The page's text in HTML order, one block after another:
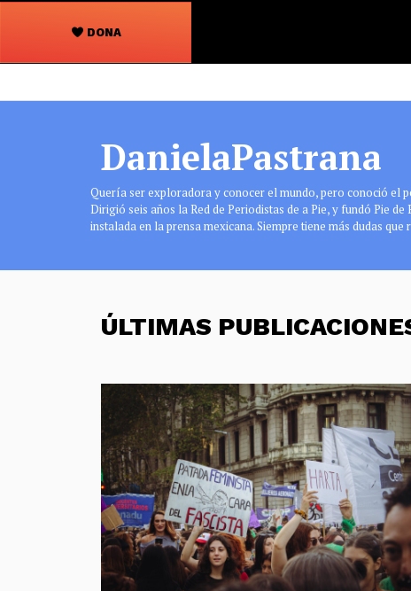
DONA
Navegación
DanielaPastrana
Quería ser exploradora y conocer el mundo, pero conoció el
Dirigió seis años la Red de Periodistas de a Pie, y fundó Pie
instalada en la prensa mexicana. Siempre tiene más dudas que
ÚLTIMAS